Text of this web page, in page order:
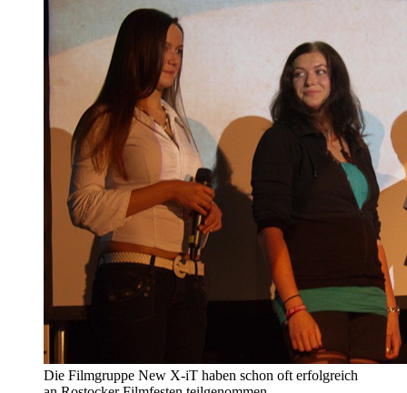
Die Filmgruppe New X-iT haben schon oft erfolgreich